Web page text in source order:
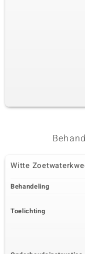
Witte
Behandeling
Toelichting